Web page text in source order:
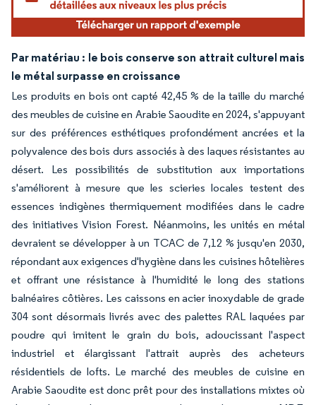
Par matériau : le bois conserve son attrait culturel mais
le métal surpasse en croissance
Les produits en bois ont capté 42,45 % de la taille du marché
des meubles de cuisine en Arabie Saoudite en 2024, s'appuyant
sur des préférences esthétiques profondément ancrées et la
polyvalence des bois durs associés à des laques résistantes au
désert. Les possibilités de substitution aux importations
s'améliorent à mesure que les scieries locales testent des
essences indigènes thermiquement modifiées dans le cadre
des initiatives Vision Forest. Néanmoins, les unités en métal
devraient se développer à un TCAC de 7,12 % jusqu'en 2030,
répondant aux exigences d'hygiène dans les cuisines hôtelières
et offrant une résistance à l'humidité le long des stations
balnéaires côtières. Les caissons en acier inoxydable de grade
304 sont désormais livrés avec des palettes RAL laquées par
poudre qui imitent le grain du bois, adoucissant l'aspect
industriel et élargissant l'attrait auprès des acheteurs
résidentiels de lofts. Le marché des meubles de cuisine en
Arabie Saoudite est donc prêt pour des installations mixtes où